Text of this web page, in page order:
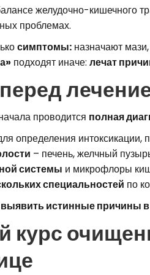
желудочно-кишечного
проблемах.
симптомы:назначают
подходят иначе: лечат
проводится полная
определения интоксикации,
– печень, желчный
системы и микрофлоры
специальностей по
выявить истинные причины